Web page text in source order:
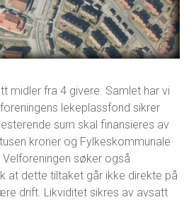
midler fra 4 givere. Samlet har vi
lekeplassfond sikrer
sum skal finansieres av
kroner og Fylkeskommunale
søker også
at dette tiltaket går ikke direkte på
drift. Likviditet sikres av avsatt